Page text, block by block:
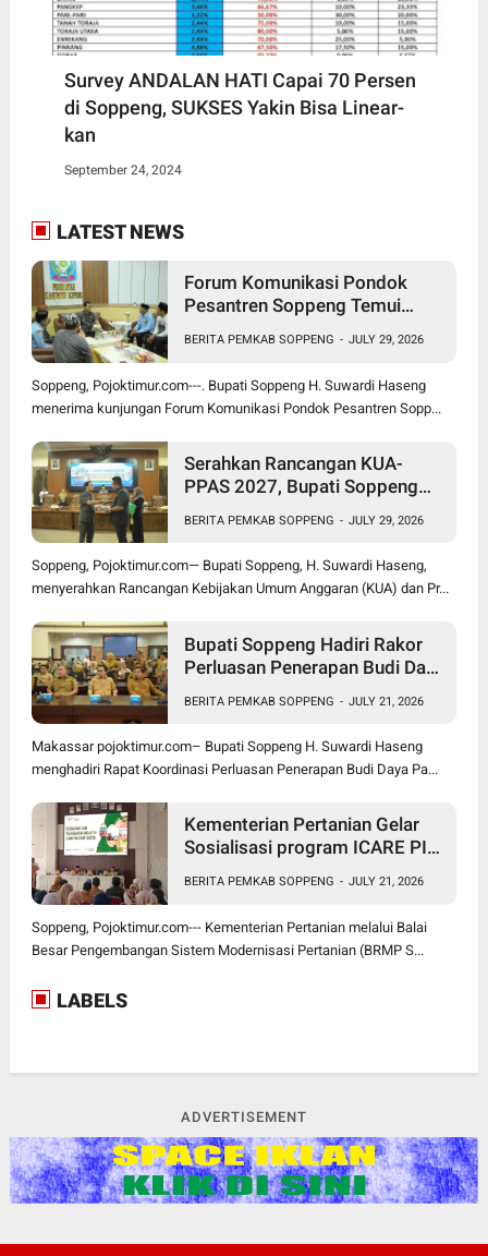
Survey ANDALAN HATI Capai 70 Persen
di Soppeng, SUKSES Yakin Bisa Linear-
kan
September 24, 2024
LATEST NEWS
Forum Komunikasi Pondok
Pesantren Soppeng Temui
BERITA PEMKAB SOPPENG - JULY 29, 2026
Soppeng, Pojoktimur.com---. Bupati Soppeng H. Suwardi Haseng
menerima kunjungan Forum Komunikasi Pondok Pesantren Sopp...
Serahkan Rancangan KUA-
PPAS 2027, Bupati Soppeng
Tengah Tekanan Fiskal
BERITA PEMKAB SOPPENG - JULY 29, 2026
Soppeng, Pojoktimur.com— Bupati Soppeng, H. Suwardi Haseng,
menyerahkan Rancangan Kebijakan Umum Anggaran (KUA) dan Pr...
Bupati Soppeng Hadiri Rakor
Perluasan Penerapan Budi Daya
BERITA PEMKAB SOPPENG - JULY 21, 2026
Makassar pojoktimur.com– Bupati Soppeng H. Suwardi Haseng
menghadiri Rapat Koordinasi Perluasan Penerapan Budi Daya Pa...
Kementerian Pertanian Gelar
Sosialisasi program ICARE PIU
BERITA PEMKAB SOPPENG - JULY 21, 2026
Soppeng, Pojoktimur.com--- Kementerian Pertanian melalui Balai
Besar Pengembangan Sistem Modernisasi Pertanian (BRMP S...
LABELS
ADVERTISEMENT